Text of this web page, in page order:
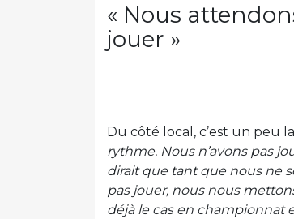
« Nous
jouer »
Du côté local, c’est un peu
rythme. Nous n’avons pas
dirait que tant que nous ne
pas jouer, nous nous
déjà le cas en championnat